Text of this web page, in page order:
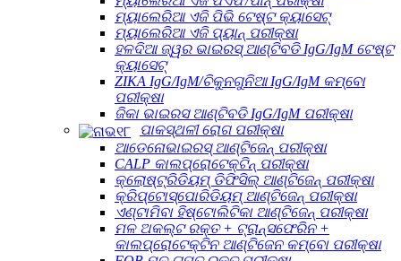
ମ୍ୟାଲେରିଆ ଏଜି ପିଭି ଟେଷ୍ଟ କ୍ୟାସେଟ୍
ମ୍ୟାଲେରିଆ ଏଜି ପ୍ୟାନ୍ ପରୀକ୍ଷା
ହଳଦିଆ ଜ୍ୱର ଭାଇରସ୍ ଆଣ୍ଟିବଡି IgG/IgM ଟେଷ୍ଟ
କ୍ୟାସେଟ୍
ZIKA IgG/IgM/ଚିକୁନଗୁନିଆ IgG/IgM କମ୍ବୋ
ପରୀକ୍ଷା
ଜିକା ଭାଇରସ ଆଣ୍ଟିବଡି IgG/IgM ପରୀକ୍ଷା
ପାକସ୍ଥଳୀ ରୋଗ ପରୀକ୍ଷା
ଆଡେନୋଭାଇରସ୍ ଆଣ୍ଟିଜେନ୍ ପରୀକ୍ଷା
CALP କାଲପ୍ରୋଟେକ୍ଟିନ୍ ପରୀକ୍ଷା
କ୍ଲୋଷ୍ଟ୍ରିଡିୟମ୍ ଡିଫିସିଲ୍ ଆଣ୍ଟିଜେନ୍ ପରୀକ୍ଷା
କ୍ରିପ୍ଟୋସ୍ପୋରିଡିୟମ୍ ଆଣ୍ଟିଜେନ୍ ପରୀକ୍ଷା
ଏଣ୍ଟାମିବା ହିଷ୍ଟୋଲିଟିକା ଆଣ୍ଟିଜେନ୍ ପରୀକ୍ଷା
ମଳ ଅକଲ୍ଟ ରକ୍ତ + ଟ୍ରାନ୍ସଫେରିନ +
କାଲପ୍ରୋଟେକ୍ଟିନ ଆଣ୍ଟିଜେନ କମ୍ବୋ ପରୀକ୍ଷା